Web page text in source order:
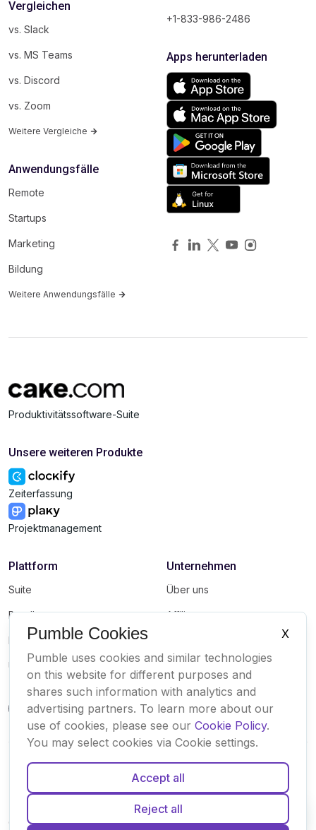
Vergleichen
vs. Slack
vs. MS Teams
vs. Discord
vs. Zoom
Weitere Vergleiche
Anwendungsfälle
Remote
Startups
Marketing
Bildung
Weitere Anwendungsfälle
+1-833-986-2486
Apps herunterladen
Produktivitätssoftware-Suite
Unsere weiteren Produkte
Zeiterfassung
Projektmanagement
Plattform
Suite
Bundle
Marketplace
Updates
Unternehmen
Über uns
Affiliate
CookiesNutzungsbedingungenDatenschutzSicherheitSitemap
Deutsch
Español
Français
Português
Englisch
Pumble Cookies
X
Pumble uses cookies and similar technologies
on this website for different purposes and
shares such information with analytics and
advertising partners. To learn more about our
use of cookies, please see our Cookie Policy.
You may select cookies via Cookie settings.
Accept all
Reject all